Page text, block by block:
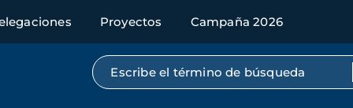
Proyectos Campaña 2026
Búsqueda por texto completo